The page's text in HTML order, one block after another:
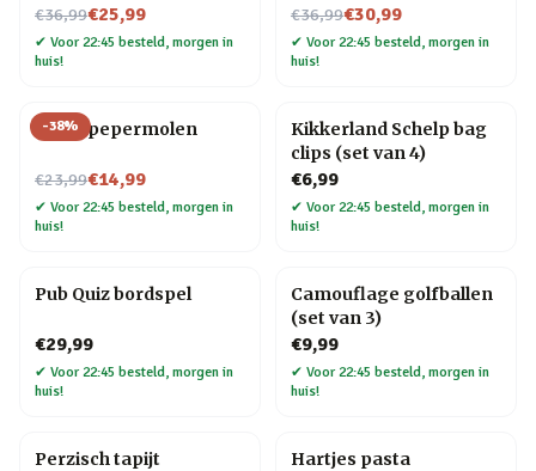
€36,99
Nu voor€25,99
✔ Voor 22:45 besteld, morgen in
huis!
€36,99
Nu voor€30,99
✔ Voor 22:45 besteld, morgen in
huis!
-38%
Vogel pepermolen
€23,99
Nu voor€14,99
✔ Voor 22:45 besteld, morgen in
huis!
Kikkerland Schelp bag
clips (set van 4)
€6,99
✔ Voor 22:45 besteld, morgen in
huis!
Pub Quiz bordspel
€29,99
✔ Voor 22:45 besteld, morgen in
huis!
Camouflage golfballen
(set van 3)
€9,99
✔ Voor 22:45 besteld, morgen in
huis!
Perzisch tapijt
Hartjes pasta